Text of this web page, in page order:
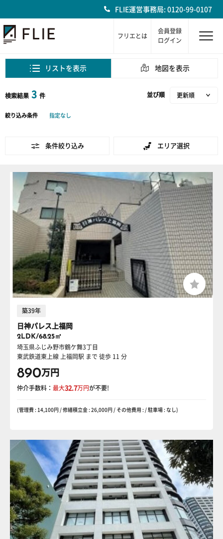
FLIE運営事務局: 0120-99-0107
フリエとは
会員登録
ログイン
リストを表示 地図を表示
検索結果 3 件 並び順
絞り込み条件 指定なし
条件絞り込み エリア選択
築39年
日神パレス上福岡
2LDK/68.25㎡
埼玉県ふじみ野市鶴ケ舞3丁目
東武鉄道東上線 上福岡駅 まで 徒歩 11 分
890万円
仲介手数料： 最大32.7万円が不要!
(管理費 : 14,100円 / 修繕積立金 : 26,000円 / その他費用 : / 駐車場 : なし)